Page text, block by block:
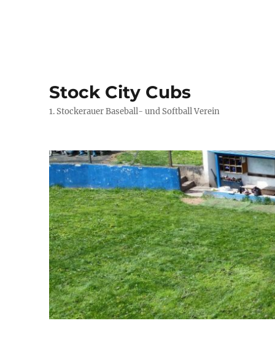
Stock City Cubs
1. Stockerauer Baseball- und Softball Verein